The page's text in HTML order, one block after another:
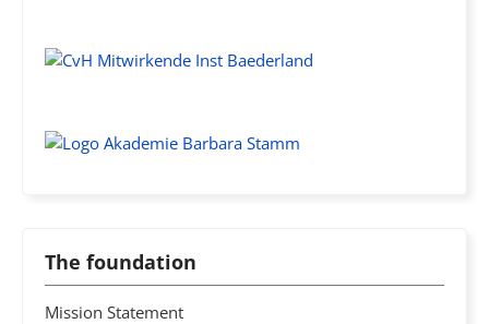
The foundation
Mission Statement